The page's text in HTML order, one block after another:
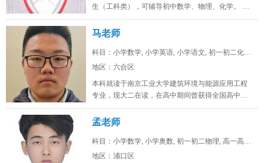
生（工科类），可辅导初中数学、物理、化学。 可
线上/线下，南京雨花台、浦口...
马老师
科目：小学数学, 小学英语, 小学语文, 初一初二化学...
地区：六合区
本科就读于南京工业大学建筑环境与能源应用工程
专业，现大二在读，在高中期间曾获得全国高中生
英语能力测评大赛省一，全国化学奥...
孟老师
科目：小学数学, 小学奥数, 初一初二物理, 高一高二...
地区：浦口区